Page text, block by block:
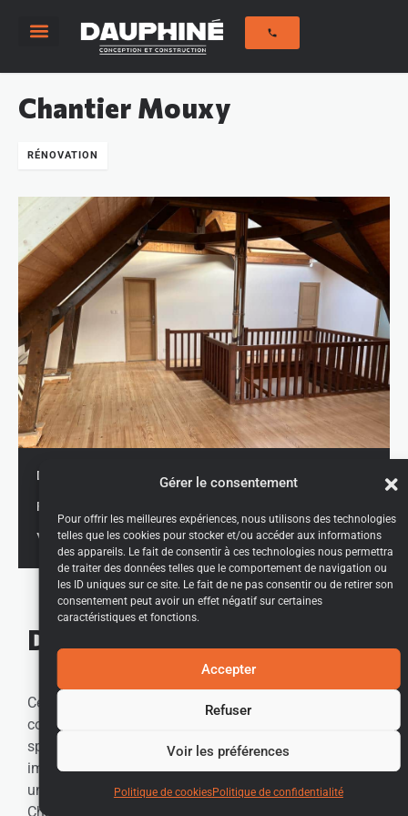
Gérer le consentement
Pour offrir les meilleures expériences, nous utilisons des technologies
telles que les cookies pour stocker et/ou accéder aux informations
des appareils. Le fait de consentir à ces technologies nous permettra
de traiter des données telles que le comportement de navigation ou
les ID uniques sur ce site. Le fait de ne pas consentir ou de retirer son
consentement peut avoir un effet négatif sur certaines
caractéristiques et fonctions.
Accepter
Refuser
Voir les préférences
Politique de cookiesPolitique de confidentialité
Chantier Mouxy
RÉNOVATION
DÉBUT CHANTIER :
FIN CHANTIER :
VILLE : Mouxy
Design et confort
Cette maison se distingue par son design
contemporain et ses espaces de vie lumineux et
spacieux. Les grandes baies vitrées offrent des vues
imprenables sur les montagnes environnantes, créant
une connexion unique entre l’intérieur et l’extérieur.
Chaque pièce a été pensée pour offrir un confort